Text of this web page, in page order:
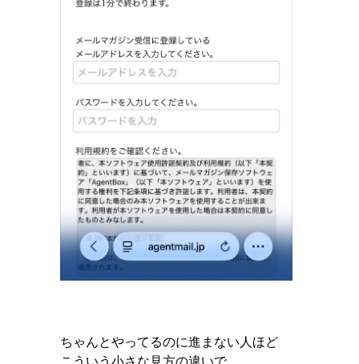
ちゃんとやってるのに進まない人ほど
こういう小さな見方の違いで